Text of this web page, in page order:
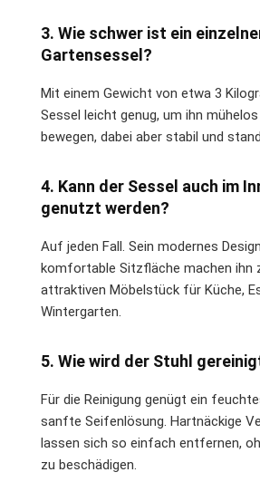
3. Wie schwer ist ein
Gartensessel?
Mit einem Gewicht von etwa 3
Sessel leicht genug, um ihn
bewegen, dabei aber stabil und
4. Kann der Sessel auch im
genutzt werden?
Auf jeden Fall. Sein modernes
komfortable Sitzfläche machen ihn
attraktiven Möbelstück für Küche,
Wintergarten.
5. Wie wird der Stuhl
Für die Reinigung genügt ein
sanfte Seifenlösung. Hartnäckige
lassen sich so einfach entfernen,
zu beschädigen.